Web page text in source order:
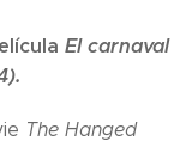
El carnaval
The Hanged